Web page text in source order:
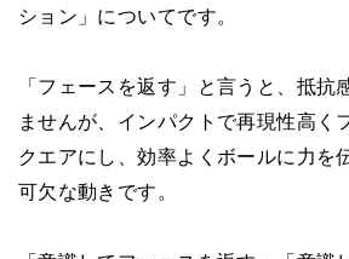
ション」についてです。
「フェースを返す」と言うと、抵抗
ませんが、インパクトで再現性高く
クエアにし、効率よくボールに力を
可欠な動きです。